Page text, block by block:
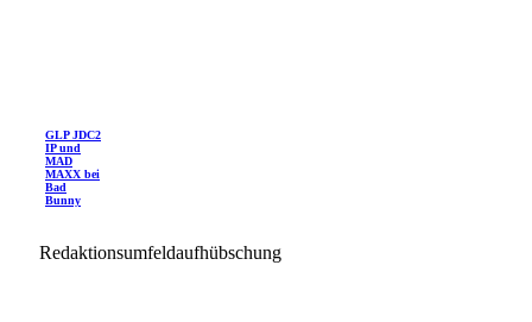
GLP JDC2
IP und
MAD
MAXX bei
Bad
Bunny
Redaktionsumfeldaufhübschung